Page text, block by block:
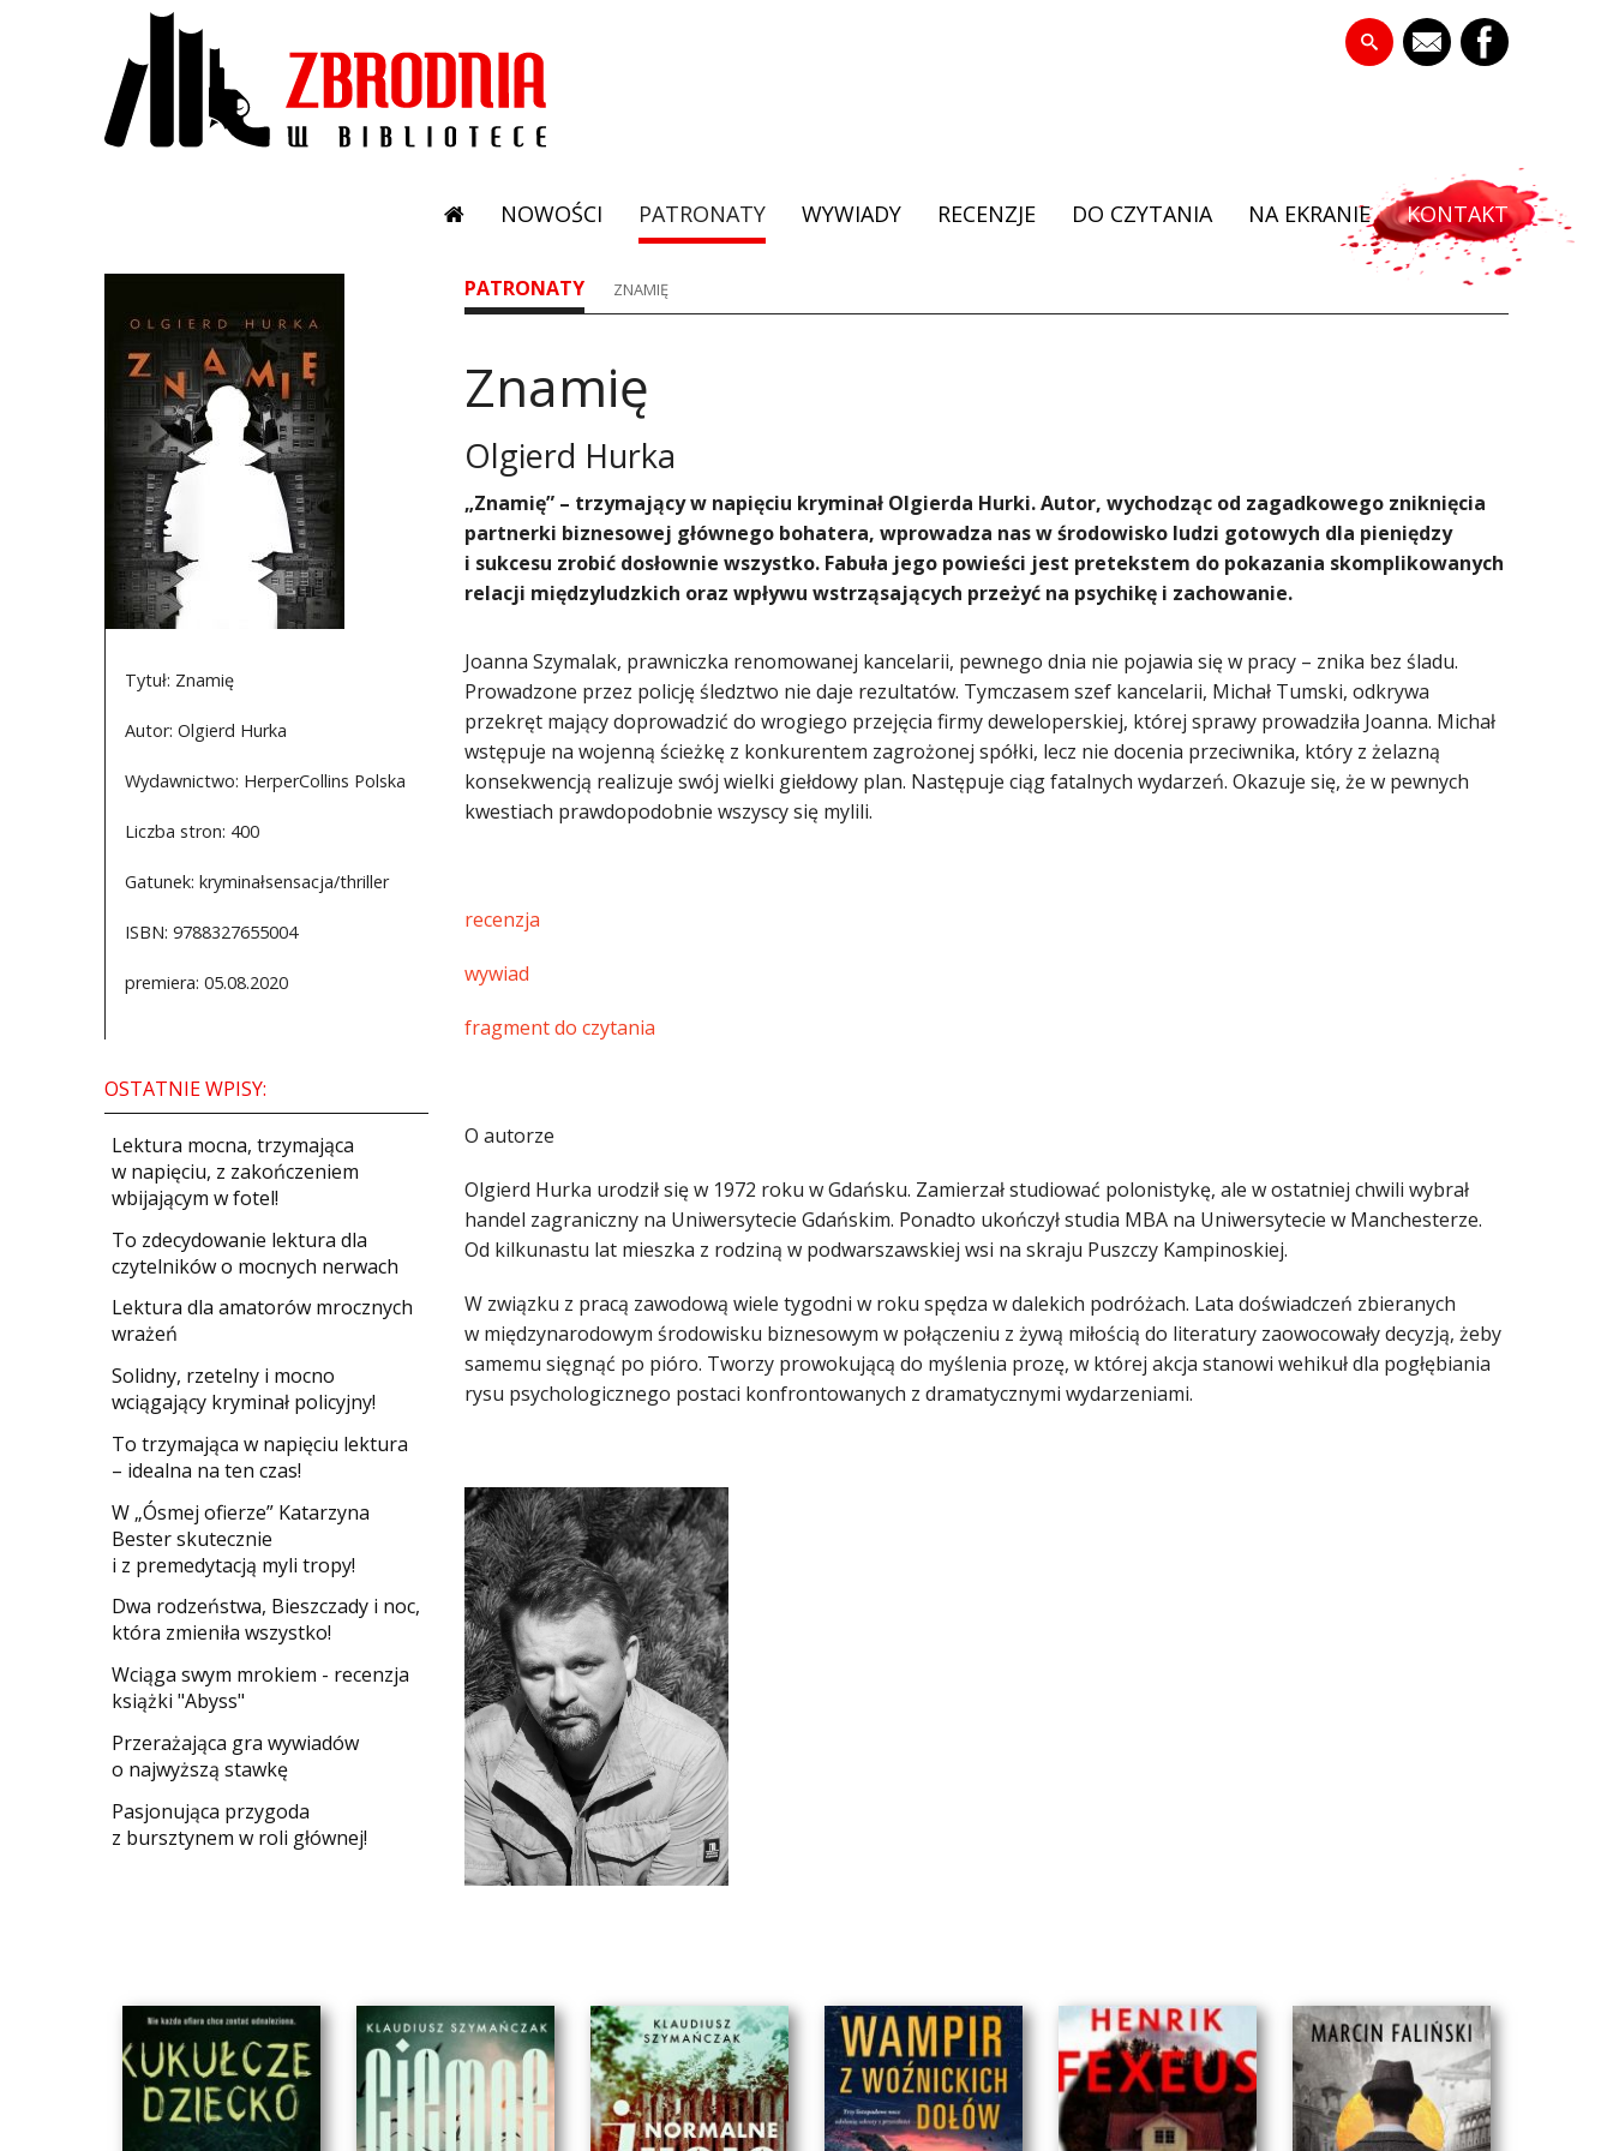
NOWOŚCI PATRONATY WYWIADY RECENZJE DO CZYTANIA NA EKRANIE KONTAKT
Tytuł: Znamię
Autor: Olgierd Hurka
Wydawnictwo: HerperCollins Polska
Liczba stron: 400
Gatunek: kryminałsensacja/thriller
ISBN: 9788327655004
premiera: 05.08.2020
OSTATNIE WPISY:
​Lektura mocna, trzymająca
w napięciu, z zakończeniem
wbijającym w fotel!
​To zdecydowanie lektura dla
czytelników o mocnych nerwach
Lektura dla amatorów mrocznych
wrażeń
Solidny, rzetelny i mocno
wciągający kryminał policyjny!
​To trzymająca w napięciu lektura
– idealna na ten czas!
W „Ósmej ofierze” Katarzyna
Bester skutecznie
i z premedytacją myli tropy!
Dwa rodzeństwa, Bieszczady i noc,
która zmieniła wszystko!
Wciąga swym mrokiem - recenzja
książki "Abyss"
​Przerażająca gra wywiadów
o najwyższą stawkę
Pasjonująca przygoda
z bursztynem w roli głównej!
PATRONATY ZNAMIĘ
Znamię
Olgierd Hurka
„Znamię” – trzymający w napięciu kryminał Olgierda Hurki. Autor, wychodząc od zagadkowego zniknięcia
partnerki biznesowej głównego bohatera, wprowadza nas w środowisko ludzi gotowych dla pieniędzy
i sukcesu zrobić dosłownie wszystko. Fabuła jego powieści jest pretekstem do pokazania skomplikowanych
relacji międzyludzkich oraz wpływu wstrząsających przeżyć na psychikę i zachowanie.
Joanna Szymalak, prawniczka renomowanej kancelarii, pewnego dnia nie pojawia się w pracy – znika bez śladu.
Prowadzone przez policję śledztwo nie daje rezultatów. Tymczasem szef kancelarii, Michał Tumski, odkrywa
przekręt mający doprowadzić do wrogiego przejęcia firmy deweloperskiej, której sprawy prowadziła Joanna. Michał
wstępuje na wojenną ścieżkę z konkurentem zagrożonej spółki, lecz nie docenia przeciwnika, który z żelazną
konsekwencją realizuje swój wielki giełdowy plan. Następuje ciąg fatalnych wydarzeń. Okazuje się, że w pewnych
kwestiach prawdopodobnie wszyscy się mylili.
recenzja
wywiad
fragment do czytania
O autorze
Olgierd Hurka urodził się w 1972 roku w Gdańsku. Zamierzał studiować polonistykę, ale w ostatniej chwili wybrał
handel zagraniczny na Uniwersytecie Gdańskim. Ponadto ukończył studia MBA na Uniwersytecie w Manchesterze.
Od kilkunastu lat mieszka z rodziną w podwarszawskiej wsi na skraju Puszczy Kampinoskiej.
W związku z pracą zawodową wiele tygodni w roku spędza w dalekich podróżach. Lata doświadczeń zbieranych
w międzynarodowym środowisku biznesowym w połączeniu z żywą miłością do literatury zaowocowały decyzją, żeby
samemu sięgnąć po pióro. Tworzy prowokującą do myślenia prozę, w której akcja stanowi wehikuł dla pogłębiania
rysu psychologicznego postaci konfrontowanych z dramatycznymi wydarzeniami.